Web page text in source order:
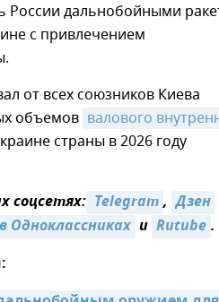
России дальнобойными
с привлечением
от всех союзников Киева
объемов валового
страны в 2026 году
соцсетях: Telegram, Дзен
в Одноклассниках и Rutube.